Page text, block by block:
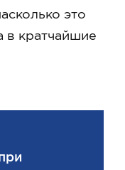
это
в кратчайшие